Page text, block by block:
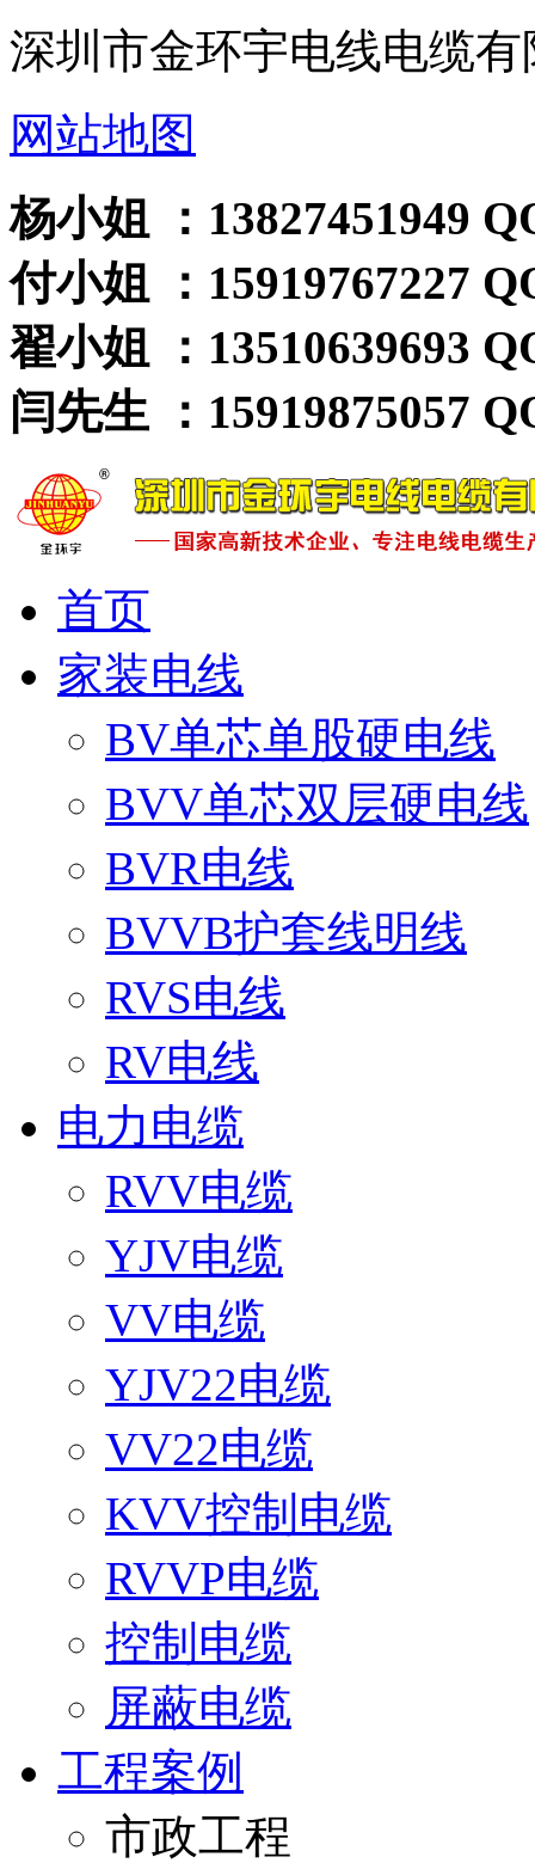
深圳市金环宇电线电缆有
网站地图
杨小姐 ：13827451949
付小姐 ：15919767227
翟小姐 ：13510639693
闫先生 ：15919875057
首页
家装电线
BV单芯单股硬电线
BVV单芯双层硬电线
BVR电线
BVVB护套线明线
RVS电线
RV电线
电力电缆
RVV电缆
YJV电缆
VV电缆
YJV22电缆
VV22电缆
KVV控制电缆
RVVP电缆
控制电缆
屏蔽电缆
工程案例
市政工程